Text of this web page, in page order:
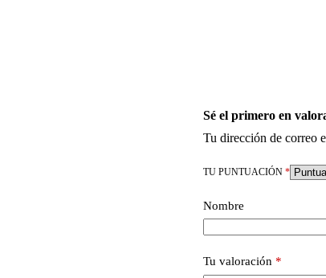
Sé el primero en
Tu dirección de correo
TU PUNTUACIÓN *
Nombre
Tu valoración *